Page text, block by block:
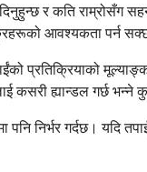
र कति राम्रोसँग
आवश्यकता पर्न
प्रतिक्रियाको
ह्यान्डल गर्छ भन्ने
निर्भर गर्दछ। यदि